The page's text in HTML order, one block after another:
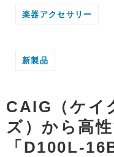
楽器アクセサリー
新製品
CAIG（ケイ
ズ）から高
「D100L-